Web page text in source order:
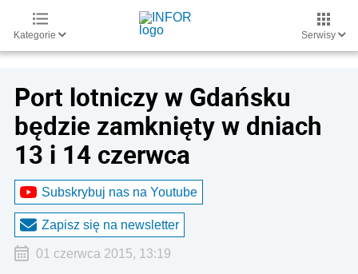
Kategorie Serwisy
Port lotniczy w Gdańsku
będzie zamknięty w dniach
13 i 14 czerwca
Subskrybuj nas na Youtube
Zapisz się na newsletter
01 czerwca 2015, 13:19